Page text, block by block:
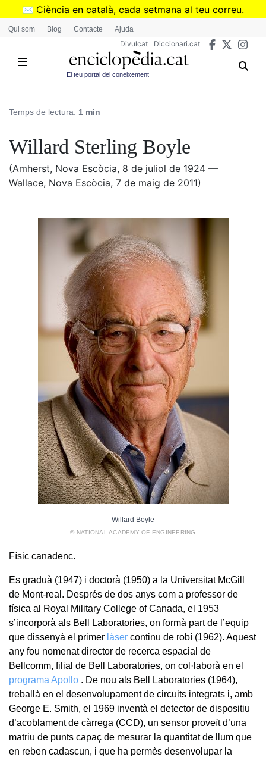
Vés
✉️ Ciència en català, cada setmana al teu correu.
➜Subscriu-te al butlletí de Divulcat
Qui som Blog Contacte Ajuda
Divulcat Diccionari.cat
El teu portal del coneixement
Temps de lectura: 1 min
Willard Sterling Boyle
(Amherst, Nova Escòcia, 8 de juliol de 1924 —
Wallace, Nova Escòcia, 7 de maig de 2011)
Willard Boyle
© NATIONAL ACADEMY OF ENGINEERING
Físic canadenc.
Es graduà (1947) i doctorà (1950) a la Universitat McGill
de Mont-real. Després de dos anys com a professor de
física al Royal Military College of Canada, el 1953
s’incorporà als Bell Laboratories, on formà part de l’equip
que dissenyà el primer làser continu de robí (1962). Aquest
any fou nomenat director de recerca espacial de
Bellcomm, filial de Bell Laboratories, on col·laborà en el
programa Apollo . De nou als Bell Laboratories (1964),
treballà en el desenvolupament de circuits integrats i, amb
George E. Smith, el 1969 inventà el detector de dispositiu
d’acoblament de càrrega (CCD), un sensor proveït d’una
matriu de punts capaç de mesurar la quantitat de llum que
en reben cadascun, i que ha permès desenvolupar la